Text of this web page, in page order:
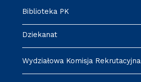
Biblioteka PK
Dziekanat
Wydziałowa Komisja Rekrutacyjna